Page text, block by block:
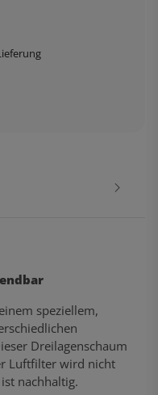
speziellem,
Dreilagenschaum
Luftfilter wird nicht
nachhaltig.